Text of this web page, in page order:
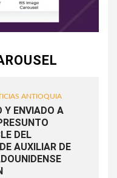
ANTIOQUIA
Y ENVIADO A
DEL
AUXILIAR DE